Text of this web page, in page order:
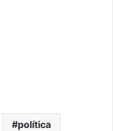
política